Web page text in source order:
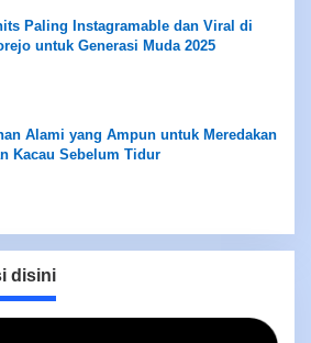
Paling Instagramable dan Viral di
untuk Generasi Muda 2025
Alami yang Ampun untuk Meredakan
Kacau Sebelum Tidur
disini